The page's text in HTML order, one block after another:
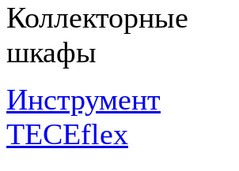
Коллекторные
шкафы
Инструмент
TECEflex